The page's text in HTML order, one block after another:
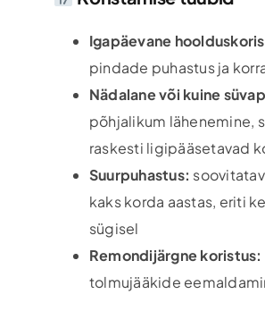
Igapäevane
pindade puhastus ja
Nädalane või kuine
põhjalikum lähenemine,
raskesti ligipääsetavad
Suurpuhastus:
kaks korda aastas, eriti
sügisel
Remondijärgne koristus:
tolmujääkide